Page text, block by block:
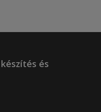
és